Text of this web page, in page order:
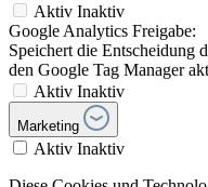
Aktiv Inaktiv
Google Analytics Freigabe:
Speichert die Entscheidung
den Google Tag Manager
Aktiv Inaktiv
Marketing
Aktiv Inaktiv